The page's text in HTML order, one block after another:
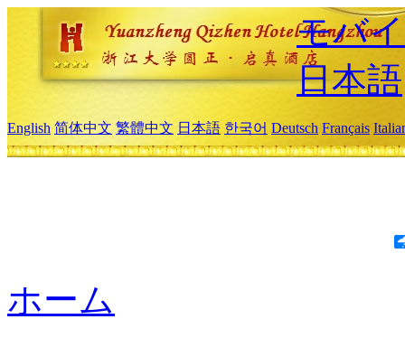
モバ
日本語
English 简体中文 繁體中文 日本語 한국어 Deutsch Français
ホーム